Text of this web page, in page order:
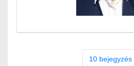
10 bejegyzés